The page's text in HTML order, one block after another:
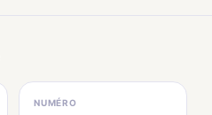
NUMÉRO